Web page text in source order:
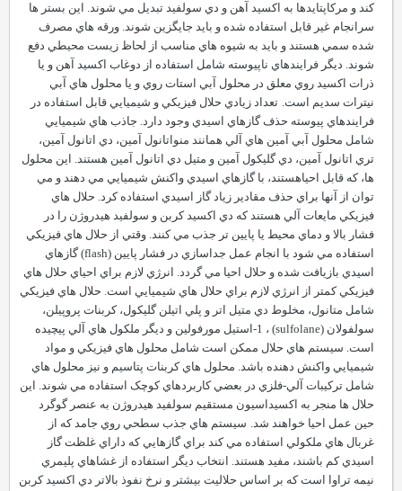
کند و مرکاپتايدها به اکسيد آهن و دي سولفيد تبديل مي شوند. اين بستر ها
سرانجام غير قابل استفاده شده و بايد جايگزين شوند. ورقه هاي مصرف
شده سمي هستند و بايد به شيوه هاي مناسب از لحاظ زيست محيطي دفع
شوند. ديگر فرايندهاي ناپيوسته شامل استفاده از دوغاب اکسيد آهن و يا
ذرات اکسيد روي معلق در محلول آبي استات روي و يا محلول هاي آبي
نيترات سديم است. تعداد زيادي حلال فيزيکي و شيميايي قابل استفاده در
فرايندهاي پيوسته حذف گازهاي اسيدي وجود دارد. جاذب هاي شيميايي
شامل محلول آبي آمين هاي آلي همانند منواتانول آمين، دي اتانول آمين،
تري اتانول آمين، دي گليکول آمين و متيل دي اتانول آمين هستند. اين محلول
ها، که قابل احياهستند، با گازهاي اسيدي واکنش شيميايي مي دهند و مي
توان از آنها براي حذف مقادير زياد گاز اسيدي استفاده کرد. حلال هاي
فيزيکي مايعات آلي هستند که دي اکسيد کربن و سولفيد هيدروژن را در
فشار بالا و دماي محيط يا پايين تر جذب مي کنند. وقتي از حلال هاي فيزيکي
استفاده مي شود با انجام عمل جداسازي در فشار پايين(
flash
)گازهاي
اسيدي بازيافت شده و حلال احيا مي گردد. انرژي لازم براي احياي حلال هاي
فيزيکي کمتر از انرژي لازم براي حلال هاي شيميايي است. حلال هاي فيزيکي
شامل متانول، مخلوط دي متيل اتر و پلي اتيلن گليکول، کربنات پروپيلن،
سولفولان(
sulfolane
)
، 1-استيل مورفولين و ديگر ملکول هاي آلي پيچيده
است. سيستم هاي حلال ممکن است شامل محلول هاي فيزيکي و مواد
شيميايي واکنش دهنده باشد. محلول هاي کربنات پتاسيم و نيز محلول هاي
شامل ترکيبات آلي-فلزي در بعضي کاربردهاي کوچک استفاده مي شوند. اين
حلال ها منجر به اکسيداسيون مستقيم سولفيد هيدروژن به عنصر گوگرد
حين عمل احيا خواهند شد. سيستم هاي جذب سطحي روي جامد که از
غربال هاي ملکولي استفاده مي کند براي گازهايي که داراي غلظت گاز
اسيدي کم باشند، مفيد هستند. انتخاب ديگر استفاده از غشاهاي پليمري
نيمه تراوا است که بر اساس حلاليت بيشتر و نرخ نفوذ بالاتر دي اکسيد کربن